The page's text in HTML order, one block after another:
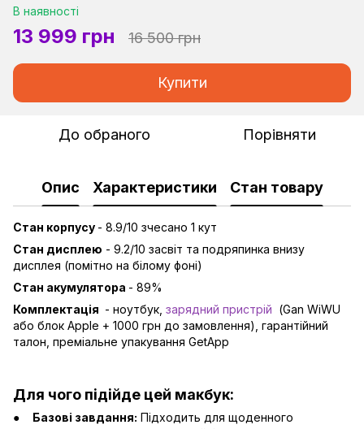
В наявності
13 999 грн 16 500 грн
Купити
До обраного Порівняти
Опис Характеристики Стан товару
Стан корпусу - 8.9/10 зчесано 1 кут
Стан дисплею - 9.2/10 засвіт та подряпинка внизу
дисплея (помітно на білому фоні)
Стан акумулятора - 89%
Комплектація - ноутбук, зарядний пристрій (Gan WiWU
або блок Apple + 1000 грн до замовлення), гарантійний
талон, преміальне упакування GetApp
Для чого підійде цей макбук:
Базові завдання: Підходить для щоденного